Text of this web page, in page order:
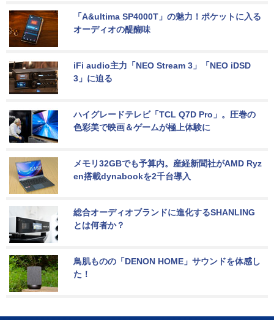
「A&ultima SP4000T」の魅力！ポケットに入る
オーディオの醍醐味
iFi audio主力「NEO Stream 3」「NEO iDSD
3」に迫る
ハイグレードテレビ「TCL Q7D Pro」。圧巻の
色彩美で映画＆ゲームが極上体験に
メモリ32GBでも予算内。産経新聞社がAMD Ryz
en搭載dynabookを2千台導入
総合オーディオブランドに進化するSHANLING
とは何者か？
鳥肌ものの「DENON HOME」サウンドを体感し
た！